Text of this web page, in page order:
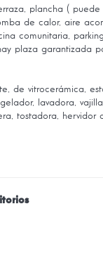
plancha (
de calor, aire
comunitaria,
plaza garantizada
de vitrocerámica,
lavadora,
tostadora, hervidor